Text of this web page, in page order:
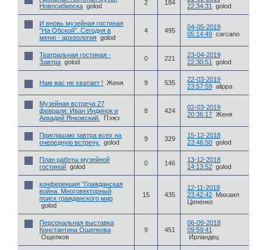
Новосибирска golod 2 184
22:34:31
golod
И вновь музейная гостиная
"На Обской". Сегодня в
меню - археология golod
4 495
04-05-2019
05:14:49 carcano
Театральная гостиная -
Завтра golod 0 221
23-04-2019
22:30:51
golod
Нам вас не хватает ! Женя 9 535
22-03-2019
23:57:59 alippa
Музейная встреча 27
февраля: Иван Индинок и
Аркадий Янковский.
Пэжэ
8 424
02-03-2019
20:36:17 Женя
Приглашаю завтра всех на
очередную встречу.
golod 9 329
15-12-2018
23:46:50 golod
План работы музейной
гостиной golod 0 146
13-12-2018
14:13:52 golod
конференция "Гражданская
война. Многовекторный
поиск гражданского мир
golod
15 435
12-11-2018
23:42:42 Михаил
Цененко
Персональная выставка
Константина Ощепкова
Ощепков
9 451
06-09-2018
09:59:41
Ирландец